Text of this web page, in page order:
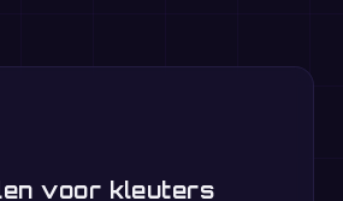
voor kleuters